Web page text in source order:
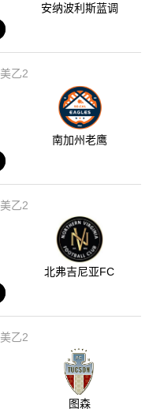
安纳波利斯蓝调
美乙2
南加州老鹰
美乙2
北弗吉尼亚FC
美乙2
图森